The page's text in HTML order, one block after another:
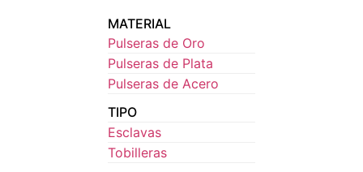
MATERIAL
Pulseras de Oro
Pulseras de Plata
Pulseras de Acero
TIPO
Esclavas
Tobilleras